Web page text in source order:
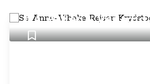
fra Athen - Venedig